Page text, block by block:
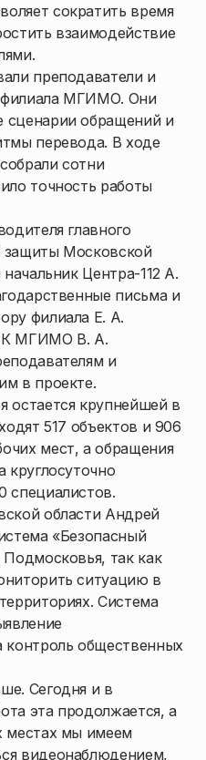
сократить время
взаимодействие
преподаватели и
филиала МГИМО. Они
сценарии обращений и
перевода. В ходе
сотни
точность работы
главного
защиты Московской
Центра-112 А.
письма и
филиала Е. А.
МГИМО В. А.
и
в проекте.
остается крупнейшей в
517 объектов и 906
мест, а обращения
круглосуточно
специалистов.
области Андрей
«Безопасный
так как
ситуацию в
Система
общественных
Сегодня и в
эта продолжается, а
местах мы имеем
видеонаблюдением,